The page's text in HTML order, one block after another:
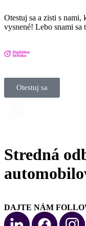
Otestuj sa a zisti s
vysnené! Lebo snami
Otestuj sa
Stredná
DAJTE NÁM